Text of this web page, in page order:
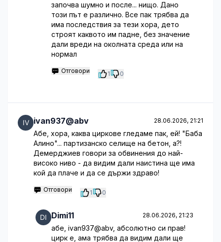
започва шумно и после... нищо. Дано
този път е различно. Все пак трябва да
има последствия за тези хора, дето
строят каквото им падне, без значение
дали вреди на околната среда или на
нормал
Отговори 1 0
ivan937@abv 28.06.2026, 21:21
Абе, хора, каква циркове гледаме пак, ей! "Баба
Алино"... партизанско селище на бетон, а?!
Демерджиев говори за обвинения до най-
високо ниво - да видим дали наистина ще има
кой да плаче и да се държи здраво!
Отговори 1 0
Dimi11 28.06.2026, 21:23
абе, ivan937@abv, абсолютно си прав!
цирк е, ама трябва да видим дали ще